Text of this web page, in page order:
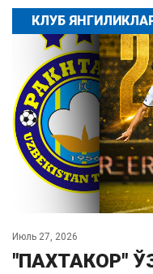
КЛУБ
Июль 27, 2026
"ПАХТАКОР"